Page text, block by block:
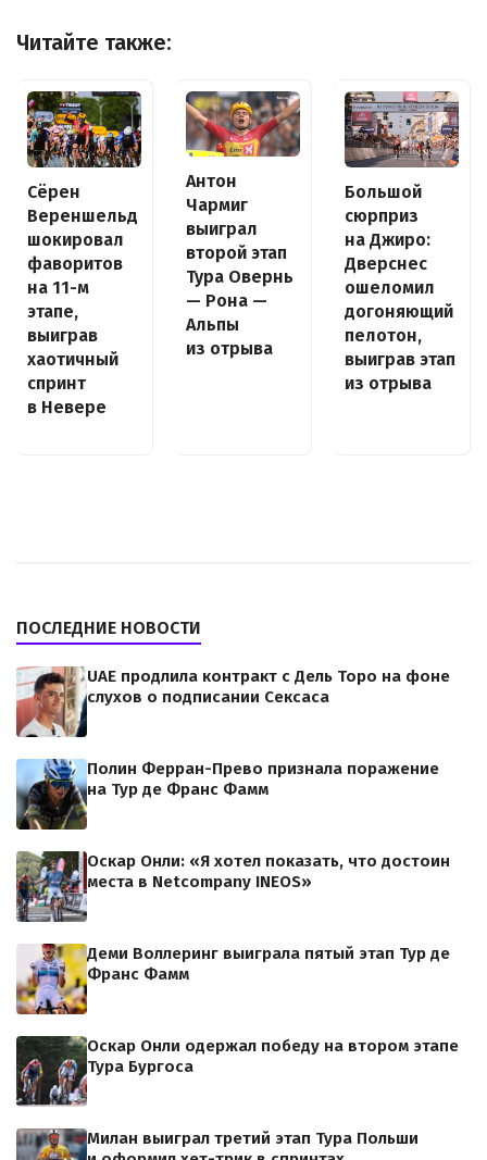
Читайте также:
Сёрен
Вереншельд
шокировал
фаворитов
на 11-м
этапе,
выиграв
хаотичный
спринт
в Невере
Антон
Чармиг
выиграл
второй этап
Тура Овернь
— Рона —
Альпы
из отрыва
Большой
сюрприз
на Джиро:
Дверснес
ошеломил
догоняющий
пелотон,
выиграв этап
из отрыва
ПОСЛЕДНИЕ НОВОСТИ
UAE продлила контракт с Дель Торо на фоне
слухов о подписании Сексаса
Полин Ферран-Прево признала поражение
на Тур де Франс Фамм
Оскар Онли: «Я хотел показать, что достоин
места в Netcompany INEOS»
Деми Воллеринг выиграла пятый этап Тур де
Франс Фамм
Оскар Онли одержал победу на втором этапе
Тура Бургоса
Милан выиграл третий этап Тура Польши